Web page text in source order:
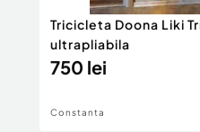
Tricicleta Doona Liki
ultrapliabila
750 lei
Constanta